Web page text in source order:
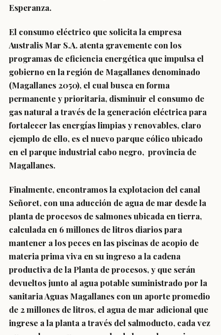
Esperanza.
El consumo eléctrico que solicita la empresa
Australis Mar S.A. atenta gravemente con los
programas de eficiencia energética que impulsa el
gobierno en la región de Magallanes denominado
(Magallanes 2050), el cual busca en forma
permanente y prioritaria, disminuir el consumo de
gas natural a través de la generación eléctrica para
fortalecer las energías limpias y renovables, claro
ejemplo de ello, es el nuevo parque eólico ubicado
en el parque industrial cabo negro, provincia de
Magallanes.
Finalmente, encontramos la explotacion del canal
Señoret, con una aducción de agua de mar desde la
planta de procesos de salmones ubicada en tierra,
calculada en 6 millones de litros diarios para
mantener a los peces en las piscinas de acopio de
materia prima viva en su ingreso a la cadena
productiva de la Planta de procesos, y que serán
devueltos junto al agua potable suministrado por la
sanitaria Aguas Magallanes con un aporte promedio
de 2 millones de litros, el agua de mar adicional que
ingrese a la planta a través del salmoducto, cada vez